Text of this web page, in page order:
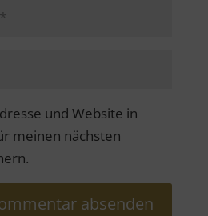
und Website in
meinen nächsten